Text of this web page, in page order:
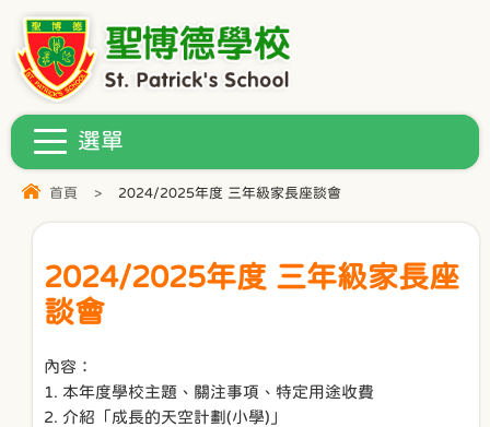
首頁 > 2024/2025年度 三年級家長座談會
2024/2025年度 三年級家長座
談會
內容：
1. 本年度學校主題、關注事項、特定用途收費
2. 介紹「成長的天空計劃(小學)」